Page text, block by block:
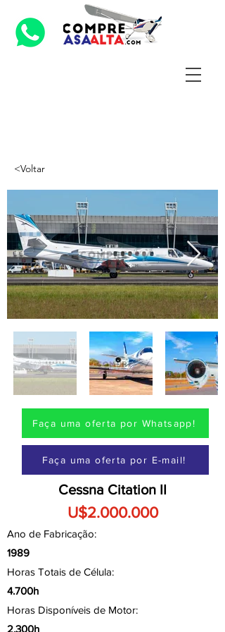
<Voltar
Faça uma oferta por Whatsapp!
Faça uma oferta por E-mail!
Cessna Citation II
U$2.000.000
Ano de Fabricação:
1989
Horas Totais de Célula:
4.700h
Horas Disponíveis de Motor:
2.300h